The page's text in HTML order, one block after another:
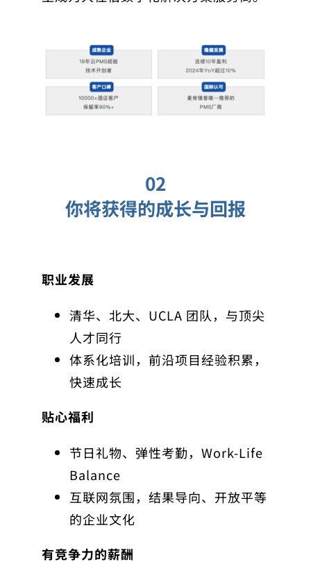
02
你将获得的成长与回报
职业发展
清华、北大、UCLA 团队，与顶尖
人才同行
体系化培训，前沿项目经验积累，
快速成长
贴心福利
节日礼物、弹性考勤，Work-Life
Balance
互联网氛围，结果导向、开放平等
的企业文化
有竞争力的薪酬